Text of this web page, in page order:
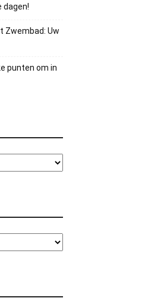
dagen!
Zwembad: Uw
punten om in